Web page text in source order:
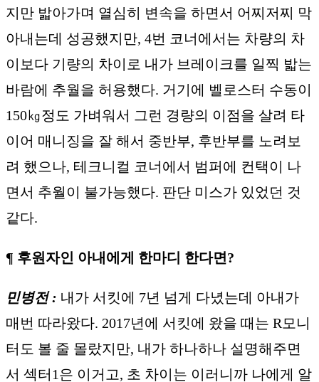
지만 밟아가며 열심히 변속을 하면서 어찌저찌 막
아내는데 성공했지만, 4번 코너에서는 차량의 차
이보다 기량의 차이로 내가 브레이크를 일찍 밟는
바람에 추월을 허용했다. 거기에 벨로스터 수동이
150㎏정도 가벼워서 그런 경량의 이점을 살려 타
이어 매니징을 잘 해서 중반부, 후반부를 노려보
려 했으나, 테크니컬 코너에서 범퍼에 컨택이 나
면서 추월이 불가능했다. 판단 미스가 있었던 것
같다.
¶ 후원자인 아내에게 한마디 한다면?
민병전 : 내가 서킷에 7년 넘게 다녔는데 아내가
매번 따라왔다. 2017년에 서킷에 왔을 때는 R모니
터도 볼 줄 몰랐지만, 내가 하나하나 설명해주면
서 섹터1은 이거고, 초 차이는 이러니까 나에게 알